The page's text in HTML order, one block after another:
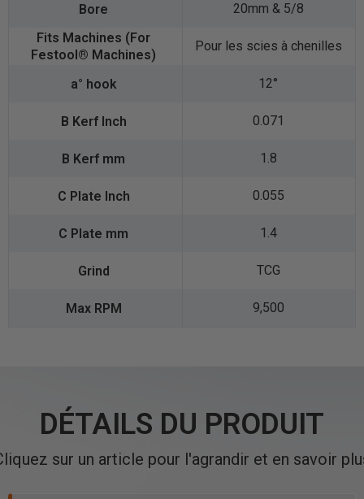
20mm & 5/8
Pour les scies à chenilles
12°
0.071
1.8
0.055
1.4
TCG
9,500
DÉTAILS DU PRODUIT
sur un article pour l'agrandir et en savoir